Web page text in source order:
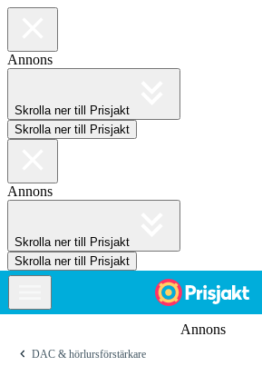
Annons
Skrolla ner till Prisjakt
Skrolla ner till Prisjakt
Annons
Skrolla ner till Prisjakt
Skrolla ner till Prisjakt
Annons
DAC & hörlursförstärkare